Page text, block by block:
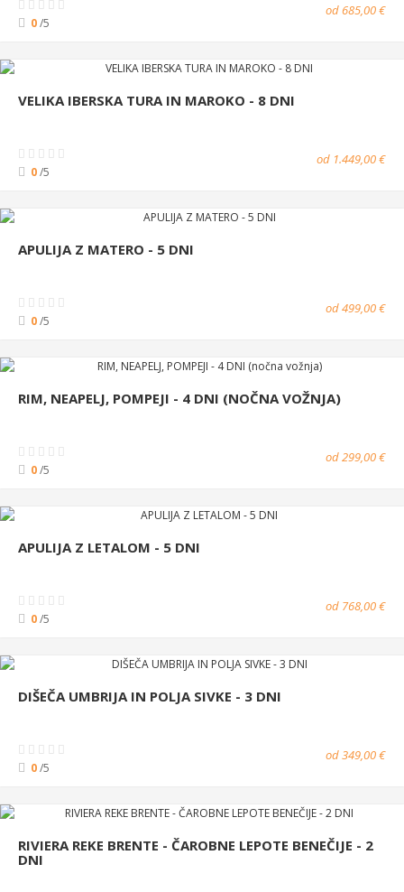
0/5
od 685,00 €
VELIKA IBERSKA TURA IN MAROKO - 8 DNI
0/5
od 1.449,00 €
APULIJA Z MATERO - 5 DNI
0/5
od 499,00 €
RIM, NEAPELJ, POMPEJI - 4 DNI (NOČNA VOŽNJA)
0/5
od 299,00 €
APULIJA Z LETALOM - 5 DNI
0/5
od 768,00 €
DIŠEČA UMBRIJA IN POLJA SIVKE - 3 DNI
0/5
od 349,00 €
RIVIERA REKE BRENTE - ČAROBNE LEPOTE BENEČIJE - 2
DNI